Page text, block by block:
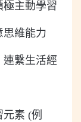
極主動學習
思維能力
連繫生活經
素 (例